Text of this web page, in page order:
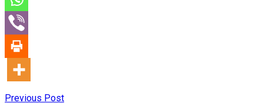
Previous Post